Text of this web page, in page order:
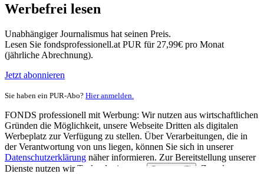
Werbefrei lesen
Unabhängiger Journalismus hat seinen Preis.
Lesen Sie fondsprofessionell.at PUR für 27,99€ pro Monat
(jährliche Abrechnung).
Jetzt abonnieren
Sie haben ein PUR-Abo? Hier anmelden.
FONDS professionell mit Werbung: Wir nutzen aus wirtschaftlichen
Gründen die Möglichkeit, unsere Webseite Dritten als digitalen
Werbeplatz zur Verfügung zu stellen. Über Verarbeitungen, die in
der Verantwortung von uns liegen, können Sie sich in unserer
Datenschutzerklärung näher informieren. Zur Bereitstellung unserer
Dienste nutzen wir Technologien von
Partnern (5)
. Zwecke: